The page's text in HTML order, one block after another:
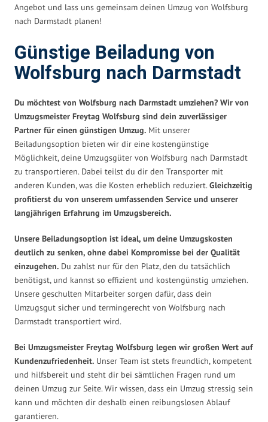
Angebot und lass uns gemeinsam deinen Umzug von Wolfsburg
nach Darmstadt planen!
Günstige Beiladung von
Wolfsburg nach Darmstadt
Du möchtest von Wolfsburg nach Darmstadt umziehen? Wir von
Umzugsmeister Freytag Wolfsburg sind dein zuverlässiger
Partner für einen günstigen Umzug. Mit unserer
Beiladungsoption bieten wir dir eine kostengünstige
Möglichkeit, deine Umzugsgüter von Wolfsburg nach Darmstadt
zu transportieren. Dabei teilst du dir den Transporter mit
anderen Kunden, was die Kosten erheblich reduziert.Gleichzeitig
profitierst du von unserem umfassenden Service und unserer
langjährigen Erfahrung im Umzugsbereich.
Unsere Beiladungsoption ist ideal, um deine Umzugskosten
deutlich zu senken, ohne dabei Kompromisse bei der Qualität
einzugehen. Du zahlst nur für den Platz, den du tatsächlich
benötigst, und kannst so effizient und kostengünstig umziehen.
Unsere geschulten Mitarbeiter sorgen dafür, dass dein
Umzugsgut sicher und termingerecht von Wolfsburg nach
Darmstadt transportiert wird.
Bei Umzugsmeister Freytag Wolfsburg legen wir großen Wert auf
Kundenzufriedenheit. Unser Team ist stets freundlich, kompetent
und hilfsbereit und steht dir bei sämtlichen Fragen rund um
deinen Umzug zur Seite. Wir wissen, dass ein Umzug stressig sein
kann und möchten dir deshalb einen reibungslosen Ablauf
garantieren.